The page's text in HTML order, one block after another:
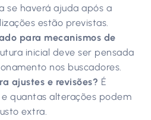
se haverá ajuda após a
estão previstas.
para mecanismos de
inicial deve ser pensada
nos buscadores.
ajustes e revisões? É
quantas alterações podem
extra.